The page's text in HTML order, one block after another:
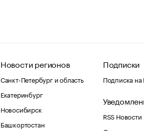
Новости регионов
Санкт-Петербург и область
Екатеринбург
Новосибирск
Башкортостан
Подписки
Подписка на
RSS Новости